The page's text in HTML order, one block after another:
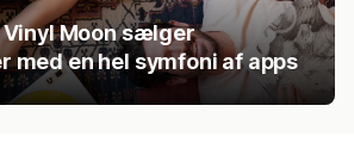
Vinyl Moon sælger
med en hel symfoni af apps